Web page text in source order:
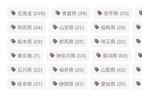
北海道 (249) 青森県 (39) 岩手県 (33)
秋田県 (34) 山形県 (21) 福島県 (28)
栃木県 (29) 群馬県 (25) 埼玉県 (32)
東京都 (7) 神奈川県 (10) 新潟県 (62)
石川県 (22) 福井県 (20) 山梨県 (42)
岐阜県 (37) 静岡県 (92) 愛知県 (35)